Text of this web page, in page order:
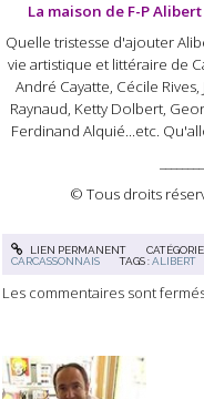
La maison de F-P
Quelle tristesse d'ajouter
vie artistique et littéraire de
André Cayatte, Cécile
Raynaud, Ketty Dolbert,
Ferdinand Alquié...etc.
© Tous droits
LIEN PERMANENT
CARCASSONNAIS
TAGS :ALIBERT
Les commentaires sont